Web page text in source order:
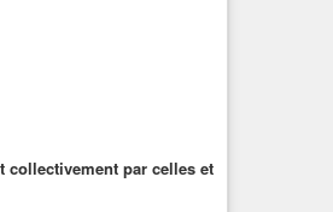
collectivement par celles et